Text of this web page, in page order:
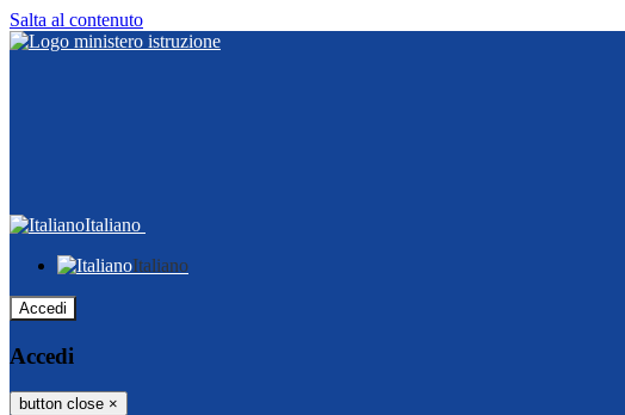
Salta al contenuto
Italiano
Italiano
Accedi
Accedi
button close ×